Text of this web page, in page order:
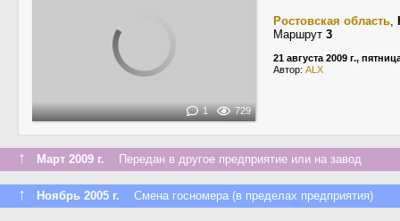
1 729
Ростовская область,
Маршрут 3
21 августа 2009 г.,
Автор: ALX
↑ Март 2009 г. Передан в другое предприятие или на завод
↑ Ноябрь 2005 г. Смена госномера (в пределах предприятия)